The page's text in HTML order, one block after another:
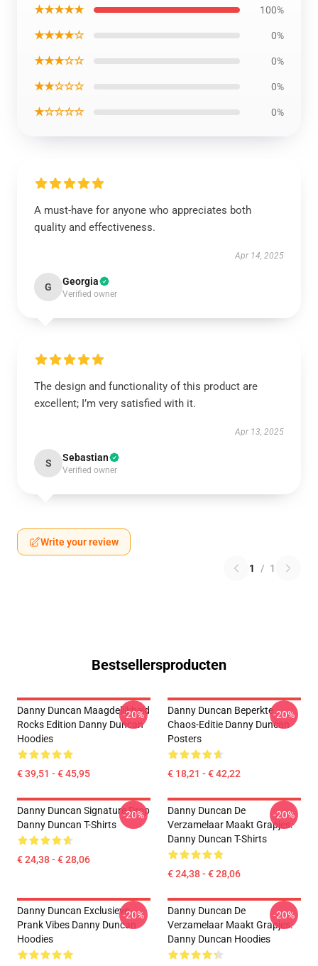
★★★★★ 100%
★★★★☆ 0%
★★★☆☆ 0%
★★☆☆☆ 0%
★☆☆☆☆ 0%
A must-have for anyone who appreciates both
quality and effectiveness.
Apr 14, 2025
G Georgia
Verified owner
The design and functionality of this product are
excellent; I’m very satisfied with it.
Apr 13, 2025
S Sebastian
Verified owner
Write your review
1 / 1
Bestsellersproducten
Danny Duncan Maagdelijkheid
Rocks Edition Danny Duncan
Hoodies
€ 39,51 - € 45,95
-20%
Danny Duncan Beperkte
Chaos-Editie Danny Duncan
Posters
€ 18,21 - € 42,22
-20%
Danny Duncan Signature Drop
Danny Duncan T-Shirts
€ 24,38 - € 28,06
-20%
Danny Duncan De
Verzamelaar Maakt Grapjes.
Danny Duncan T-Shirts
€ 24,38 - € 28,06
-20%
Danny Duncan Exclusieve
Prank Vibes Danny Duncan
Hoodies
-20%
Danny Duncan De
Verzamelaar Maakt Grapjes.
Danny Duncan Hoodies
-20%